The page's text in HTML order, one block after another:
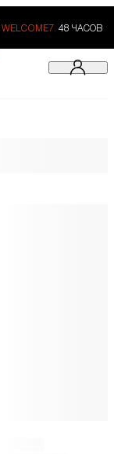
WELCOME7. 48 ЧАСОВ